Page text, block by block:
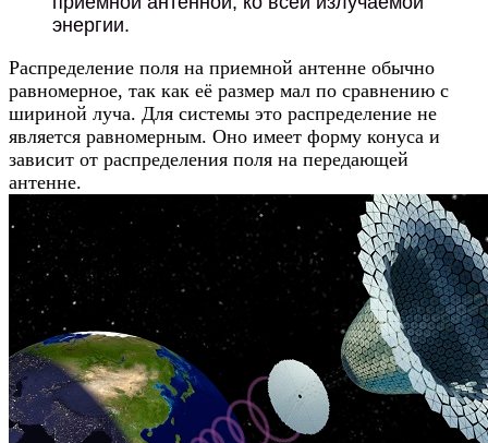
энергии.
Распределение поля на приемной антенне обычно
равномерное, так как её размер мал по сравнению с
шириной луча. Для системы это распределение не
является равномерным. Оно имеет форму конуса и
зависит от распределения поля на передающей
антенне.